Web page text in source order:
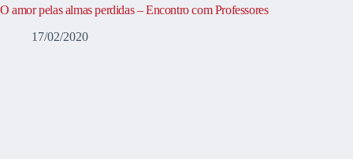
O amor pelas almas perdidas – Encontro com Professores
17/02/2020